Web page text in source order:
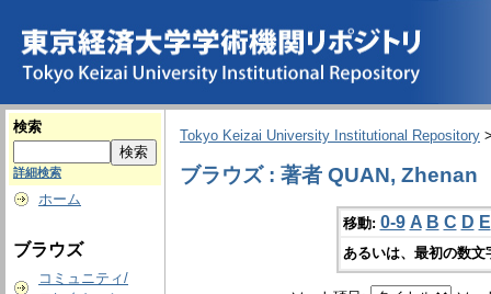
検索
詳細検索
ホーム
ブラウズ
コミュニティ/
Tokyo Keizai University Institutional Repository
ブラウズ : 著者 QUAN, Zhenan
移動: 0-9 A B C D E
あるいは、最初の数